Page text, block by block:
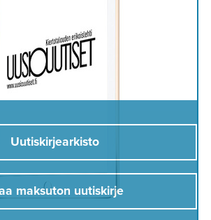
Uutiskirjearkisto
maksuton uutiskirje